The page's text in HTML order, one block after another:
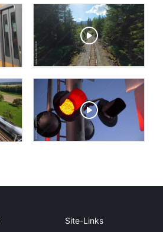
Site-Links